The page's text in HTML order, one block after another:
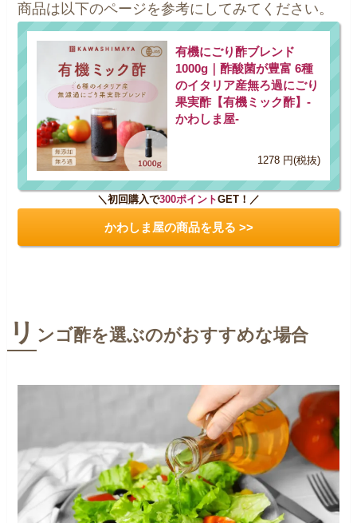
商品は以下のページを参考にしてみてください。
有機にごり酢ブレンド
1000g｜酢酸菌が豊富 6種
のイタリア産無ろ過にごり
果実酢【有機ミック酢】-
かわしま屋-
1278 円(税抜)
＼初回購入で300ポイントGET！／
かわしま屋の商品を見る >>
リ ンゴ酢を選ぶのがおすすめな場合